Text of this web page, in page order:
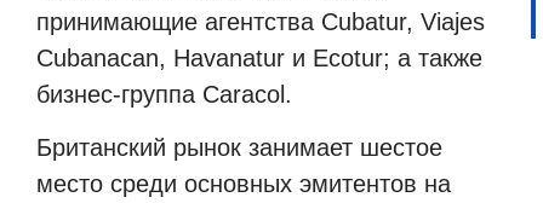
принимающие агентства Cubatur, Viajes
Cubanacan, Havanatur и Ecotur; а также
бизнес-группа Caracol.
Британский рынок занимает шестое
место среди основных эмитентов на